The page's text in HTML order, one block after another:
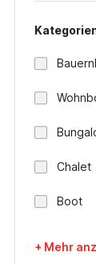
Chalet
Boot
+ Mehr